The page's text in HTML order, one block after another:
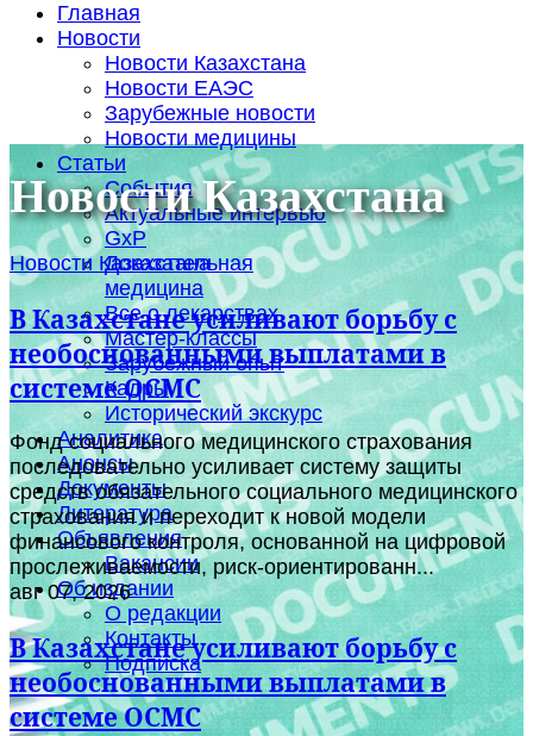
Главная
Новости
Новости Казахстана
Новости ЕАЭС
Зарубежные новости
Новости медицины
Статьи
События
Актуальные интервью
GxP
Доказательная
медицина
Все о лекарствах
Мастер-классы
Зарубежный опыт
Кадры
Исторический экскурс
Аналитика
Анонсы
Документы
Литература
Объявления
Вакансии
Об издании
О редакции
Контакты
Подписка
Новости Казахстана
Новости Казахстана
В Казахстане усиливают борьбу с
необоснованными выплатами в
системе ОСМС
Фонд социального медицинского страхования
последовательно усиливает систему защиты
средств обязательного социального медицинского
страхования и переходит к новой модели
финансового контроля, основанной на цифровой
прослеживаемости, риск-ориентированн...
авг 07, 2026
В Казахстане усиливают борьбу с
необоснованными выплатами в
системе ОСМС